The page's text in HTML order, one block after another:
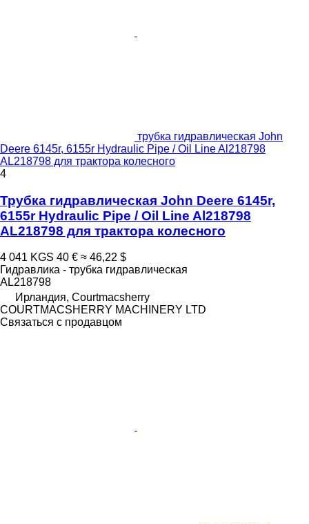
трубка гидравлическая John
Deere 6145r, 6155r Hydraulic Pipe / Oil Line Al218798
AL218798 для трактора колесного
4
Трубка гидравлическая John Deere 6145r,
6155r Hydraulic Pipe / Oil Line Al218798
AL218798 для трактора колесного
4 041 KGS 40 € ≈ 46,22 $
Гидравлика - трубка гидравлическая
AL218798
Ирландия, Courtmacsherry
COURTMACSHERRY MACHINERY LTD
Связаться с продавцом